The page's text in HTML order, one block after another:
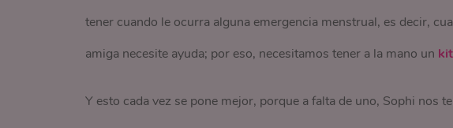
tener cuando le ocurra alguna emergencia menstrual, es decir,
amiga necesite ayuda; por eso, necesitamos tener a la mano un
Y esto cada vez se pone mejor, porque a falta de uno, Sophi nos